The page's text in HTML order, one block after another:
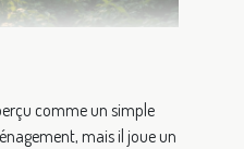
comme un simple
mais il joue un